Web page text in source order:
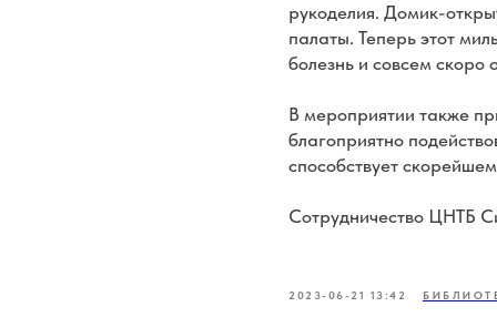
рукоделия. Домик-
палаты. Теперь этот
болезнь и совсем скоро
В мероприятии также
благоприятно
способствует
Сотрудничество ЦНТБ
2023-06-21 13:42